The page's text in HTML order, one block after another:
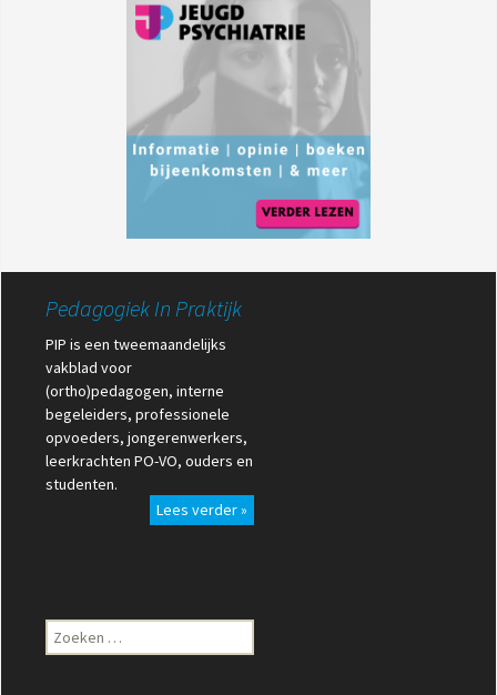
Pedagogiek In Praktijk
PIP is een tweemaandelijks
vakblad voor
(ortho)pedagogen, interne
begeleiders, professionele
opvoeders, jongerenwerkers,
leerkrachten PO-VO, ouders en
studenten.
Lees verder »
Zoeken
naar: